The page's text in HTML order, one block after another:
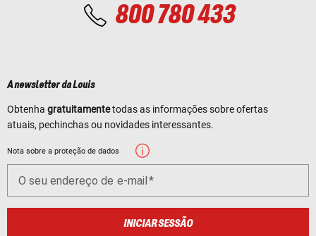
800 780 433
A newsletter da Louis
Obtenha gratuitamentetodas as informações sobre ofertas
atuais, pechinchas ou novidades interessantes.
Nota sobre a proteção de dados
O seu endereço de e-mail
INICIAR SESSÃO